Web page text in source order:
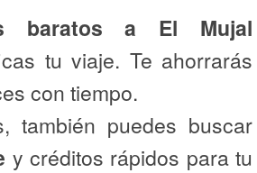
baratos a El Mujal
tu viaje. Te ahorrarás
con tiempo.
también puedes buscar
y créditos rápidos para tu